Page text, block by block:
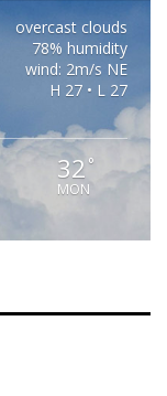
overcast clouds
78% humidity
wind: 2m/s NE
H 27 • L 27
32 °
MON